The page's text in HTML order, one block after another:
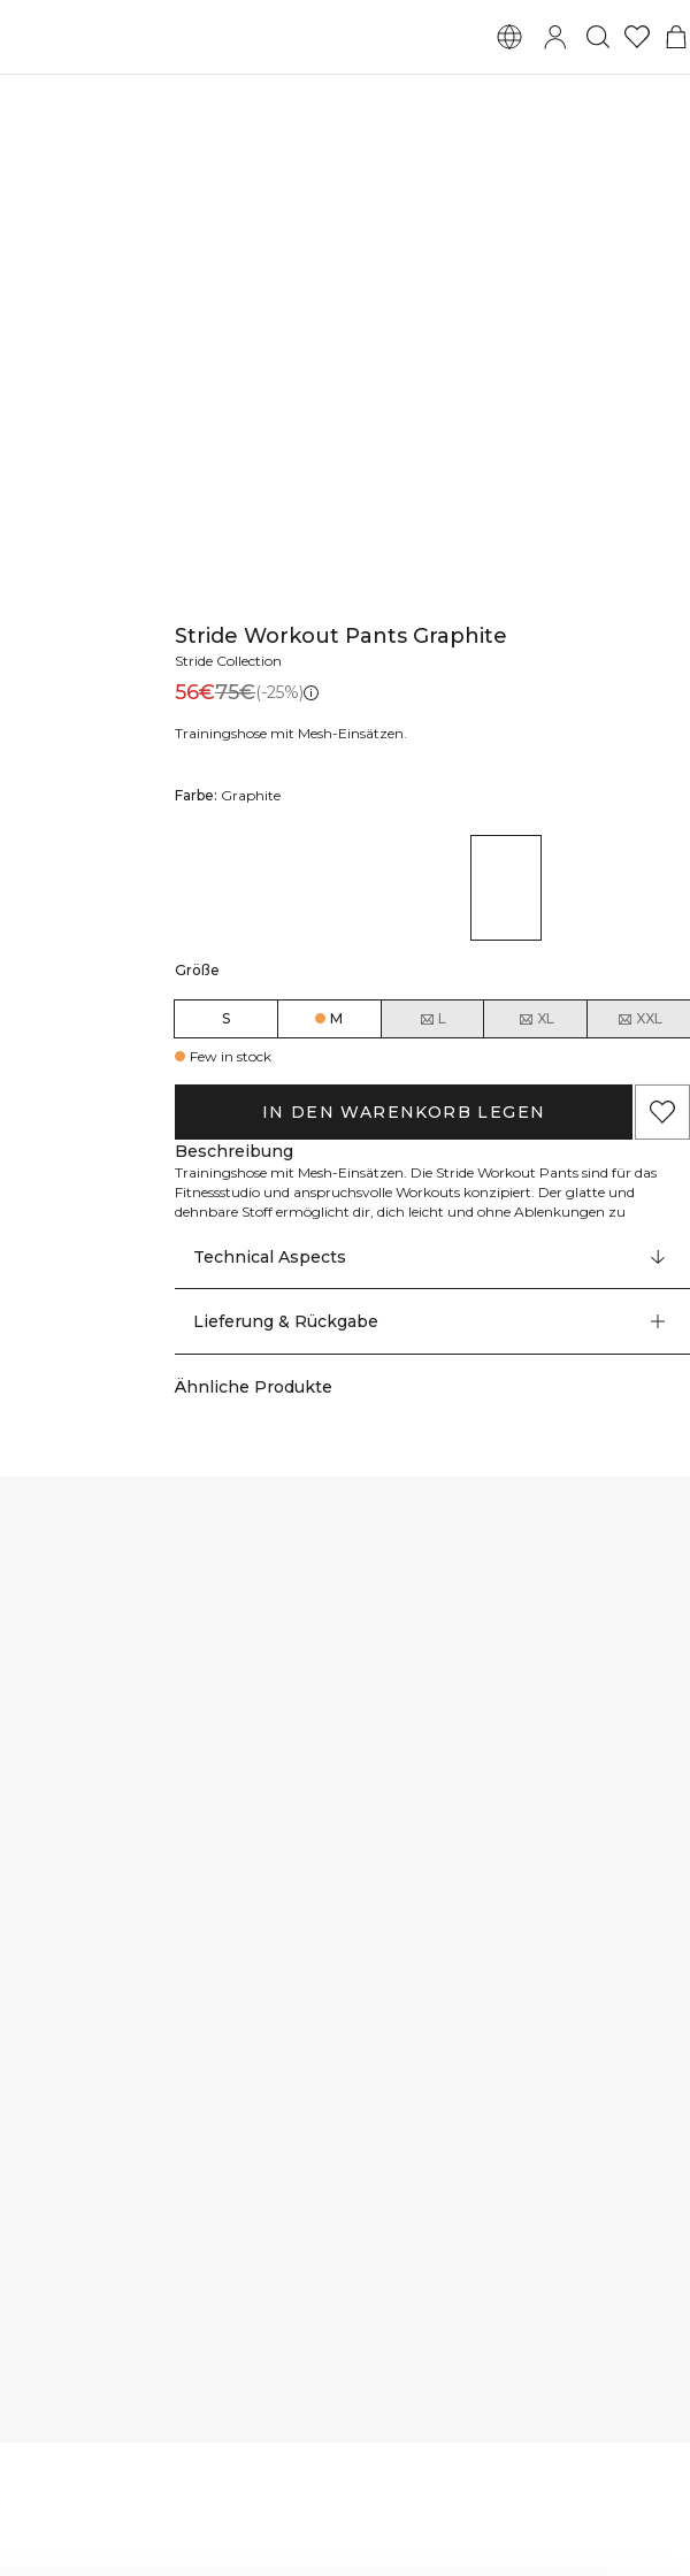
Stride Workout Pants Graphite
Stride Collection
56€75€(-25%)
Trainingshose mit Mesh-Einsätzen.
Farbe: Graphite
Größe
S M L XL XXL
Few in stock
IN DEN WARENKORB LEGEN
Beschreibung
Trainingshose mit Mesh-Einsätzen. Die Stride Workout Pants sind für das
Fitnessstudio und anspruchsvolle Workouts konzipiert. Der glatte und
dehnbare Stoff ermöglicht dir, dich leicht und ohne Ablenkungen zu
Passform mit Elastik am Knöchelrücken. Mesh an der Kniekehle für gute
Belüftung. ICIW-Logo auf der Vorderseite. Volle Länge. 80% Polyester, 20%
Elastan
Technical Aspects
Lieferung & Rückgabe
Ähnliche Produkte